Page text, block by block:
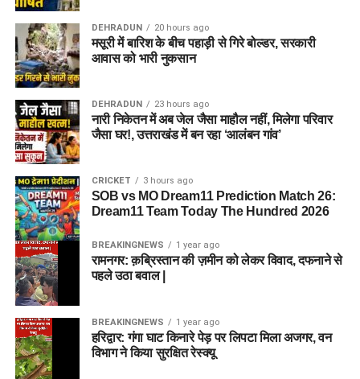
DEHRADUN 20 hours ago
मसूरी में बारिश के बीच पहाड़ी से गिरे बोल्डर, सरकारी
आवास को भारी नुकसान
DEHRADUN 23 hours ago
नारी निकेतन में अब जेल जैसा माहौल नहीं, मिलेगा परिवार
जैसा घर!, उत्तराखंड में बन रहा ‘आलंबन गांव’
CRICKET 3 hours ago
SOB vs MO Dream11 Prediction Match 26:
Dream11 Team Today The Hundred 2026
BREAKINGNEWS 1 year ago
रामनगर: क़ब्रिस्तान की ज़मीन को लेकर विवाद, दफनाने से
पहले उठा बवाल |
BREAKINGNEWS 1 year ago
हरिद्वार: गंगा घाट किनारे पेड़ पर लिपटा मिला अजगर, वन
विभाग ने किया सुरक्षित रेस्क्यू